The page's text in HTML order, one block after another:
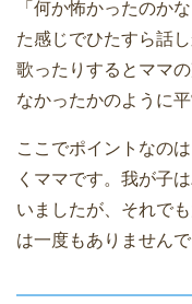
「何か怖かったのか
た感じでひたすら話
歌ったりするとママ
なかったかのように
ここでポイントなの
くママです。我が子
いましたが、それで
は一度もありませんで